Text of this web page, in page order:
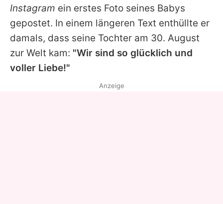
Instagram ein erstes Foto seines Babys
gepostet. In einem längeren Text enthüllte er
damals, dass seine Tochter am 30. August
zur Welt kam: "Wir sind so glücklich und
voller Liebe!"
Anzeige